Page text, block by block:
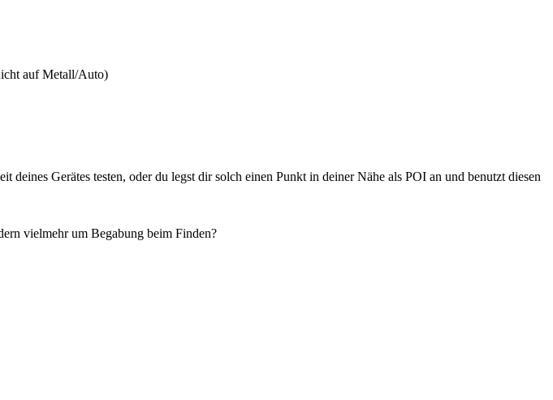
auf Metall/Auto)
Gerätes testen, oder du legst dir solch einen Punkt in deiner Nähe als POI an und benutzt diesen
vielmehr um Begabung beim Finden?